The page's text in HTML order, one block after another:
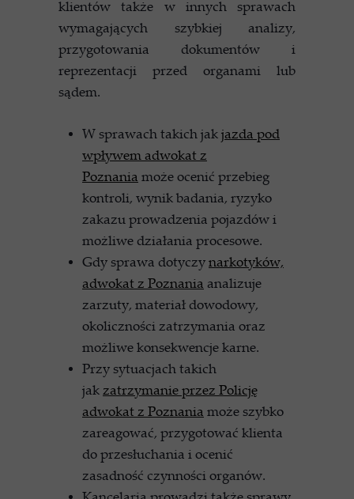
klientów także w innych sprawach
wymagających szybkiej analizy,
przygotowania dokumentów i
reprezentacji przed organami lub
sądem.
W sprawach takich jakjazda pod
wpływem adwokat z
Poznania może ocenić przebieg
kontroli, wynik badania, ryzyko
zakazu prowadzenia pojazdów i
możliwe działania procesowe.
Gdy sprawa dotyczynarkotyków,
adwokat z Poznania analizuje
zarzuty, materiał dowodowy,
okoliczności zatrzymania oraz
możliwe konsekwencje karne.
Przy sytuacjach takich
jakzatrzymanie przez Policję
adwokat z Poznania może szybko
zareagować, przygotować klienta
do przesłuchania i ocenić
zasadność czynności organów.